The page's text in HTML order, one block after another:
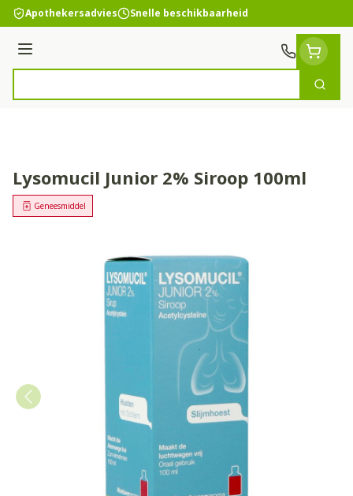
Ga naar de inhoud
Apothekersadvies Snelle beschikbaarheid
Menu
Zoek
Lysomucil Junior 2% Siroop 100ml
Geneesmiddel